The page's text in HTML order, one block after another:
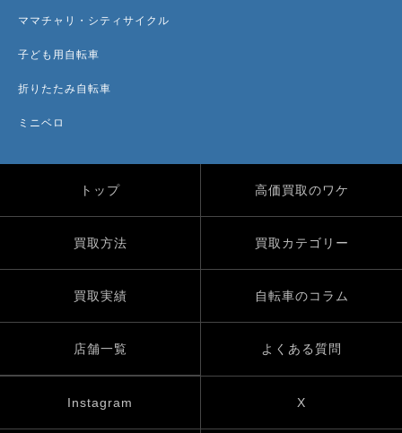
ママチャリ・シティサイクル
子ども用自転車
折りたたみ自転車
ミニベロ
トップ 高価買取のワケ
買取方法 買取カテゴリー
買取実績 自転車のコラム
店舗一覧 よくある質問
Instagram X